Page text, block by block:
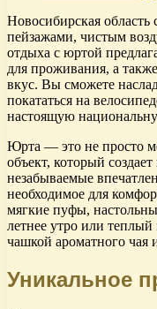
Новосибирская
пейзажами, чистым
отдыха с юртой
для проживания, а
вкус. Вы сможете
покататься на
настоящую
Юрта — это не просто
объект, который
незабываемые
необходимое для
мягкие пуфы,
летнее утро или
чашкой ароматного чая
Уникальное